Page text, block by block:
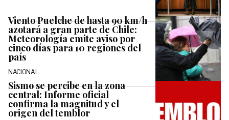
Viento Puelche de hasta 90 km/h
azotará a gran parte de Chile:
Meteorología emite aviso por
cinco días para 10 regiones del
país
NACIONAL
Sismo se percibe en la zona
central: Informe oficial
confirma la magnitud y el
origen del temblor